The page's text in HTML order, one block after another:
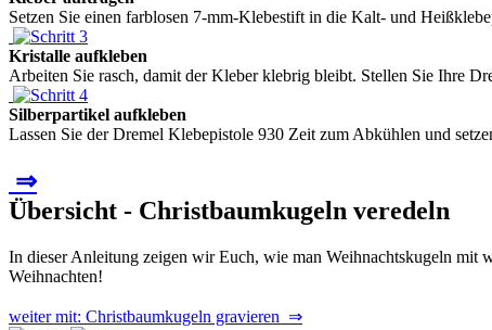
Setzen Sie einen farblosen 7-mm-Klebestift in die Kalt- und
Kristalle aufkleben
Arbeiten Sie rasch, damit der Kleber klebrig bleibt. Stellen Sie Ihre
Silberpartikel aufkleben
Lassen Sie der Dremel Klebepistole 930 Zeit zum Abkühlen und
⇒
Übersicht - Christbaumkugeln veredeln
In dieser Anleitung zeigen wir Euch, wie man Weihnachtskugeln mit
Weihnachten!
weiter mit: Christbaumkugeln gravieren ⇒